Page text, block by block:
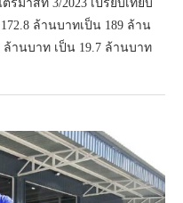
ตรมาสที่ 3/2023 เปรียบเทียบ
ล้านบาทเป็น 189 ล้าน
ล้านบาท เป็น 19.7 ล้านบาท